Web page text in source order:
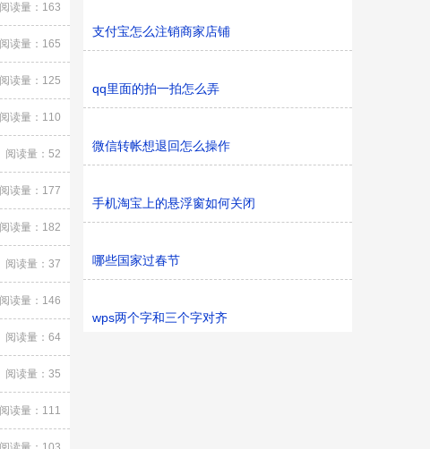
阅读量：163
阅读量：165
阅读量：125
阅读量：110
阅读量：52
阅读量：177
阅读量：182
阅读量：37
阅读量：146
阅读量：64
阅读量：35
阅读量：111
支付宝怎么注销商家店铺
qq里面的拍一拍怎么弄
微信转帐想退回怎么操作
手机淘宝上的悬浮窗如何关闭
哪些国家过春节
wps两个字和三个字对齐